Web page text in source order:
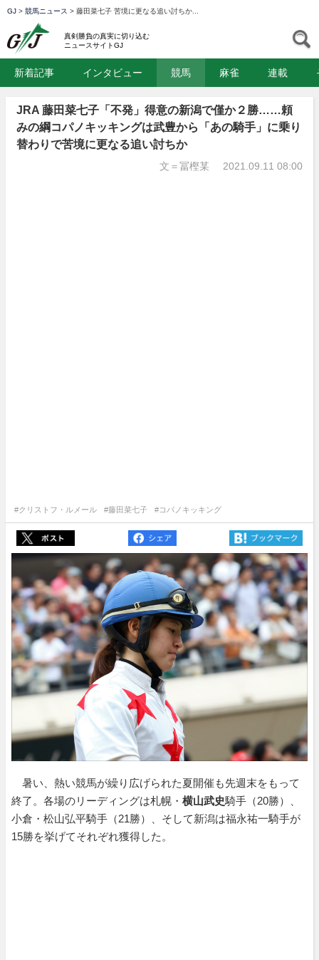
GJ > 競馬ニュース > 藤田菜七子 苦境に更なる追い討ちか...
真剣勝負の真実に切り込む
ニュースサイトGJ
新着記事 インタビュー 競馬 麻雀 連載
JRA 藤田菜七子「不発」得意の新潟で僅か２勝……頼
みの綱コパノキッキングは武豊から「あの騎手」に乗り
替わりで苦境に更なる追い討ちか
文＝冨樫某 2021.09.11 08:00
#クリストフ・ルメール #藤田菜七子 #コパノキッキング
暑い、熱い競馬が繰り広げられた夏開催も先週末をもって
終了。各場のリーディングは札幌・ 横山武史騎手（20勝）、
小倉・松山弘平騎手（21勝）、そして新潟は福永祐一騎手が
15勝を挙げてそれぞれ獲得した。